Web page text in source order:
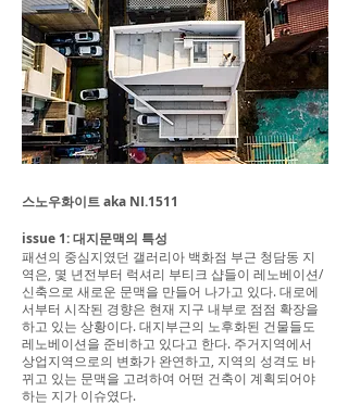
스노우화이트 aka NI.1511
issue 1: 대지문맥의 특성
패션의 중심지였던 갤러리아 백화점 부근 청담동 지
역은, 몇 년전부터 럭셔리 부티크 샵들이 레노베이션/
신축으로 새로운 문맥을 만들어 나가고 있다. 대로에
서부터 시작된 경향은 현재 지구 내부로 점점 확장을
하고 있는 상황이다. 대지부근의 노후화된 건물들도
레노베이션을 준비하고 있다고 한다. 주거지역에서
상업지역으로의 변화가 완연하고, 지역의 성격도 바
뀌고 있는 문맥을 고려하여 어떤 건축이 계획되어야
하는 지가 이슈였다.